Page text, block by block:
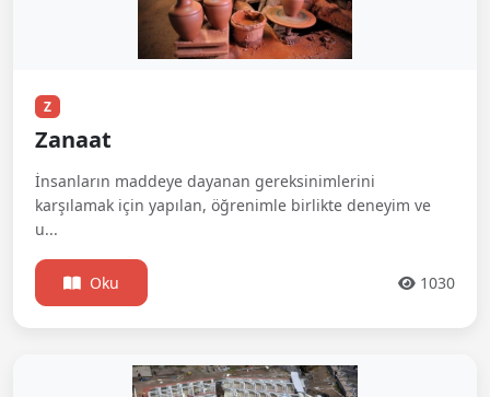
Z
Zanaat
İnsanların maddeye dayanan gereksinimlerini
karşılamak için yapılan, öğrenimle birlikte deneyim ve
u...
Oku 1030